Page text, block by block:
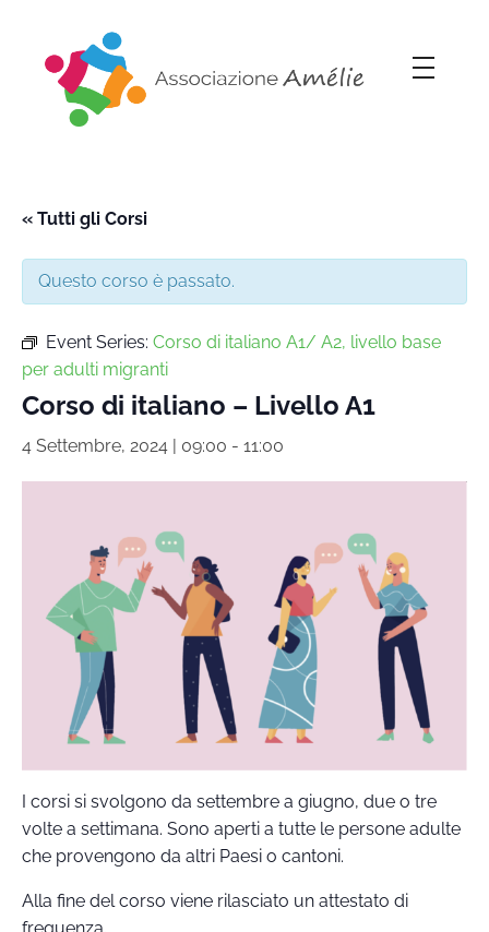
« Tutti gli Corsi
Questo corso è passato.
Event Series: Corso di italiano A1/ A2, livello base
per adulti migranti
Corso di italiano – Livello A1
4 Settembre, 2024 | 09:00 - 11:00
I corsi si svolgono da settembre a giugno, due o tre
volte a settimana. Sono aperti a tutte le persone adulte
che provengono da altri Paesi o cantoni.
Alla fine del corso viene rilasciato un attestato di